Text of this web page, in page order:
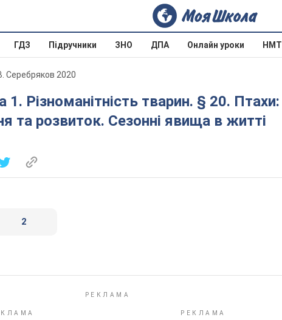
ГДЗ Підручники ЗНО ДПА Онлайн уроки НМТ
Серебряков 2020
та розвиток. Сезонні явища в житті
2